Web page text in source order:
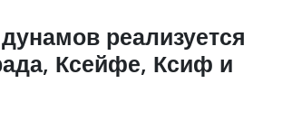
реализуется
Ксейфе, Ксиф и